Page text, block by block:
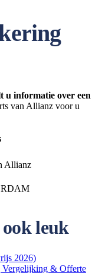
u informatie over een
van Allianz voor u
Allianz
leuk
2026)
Vergelijking & Offerte